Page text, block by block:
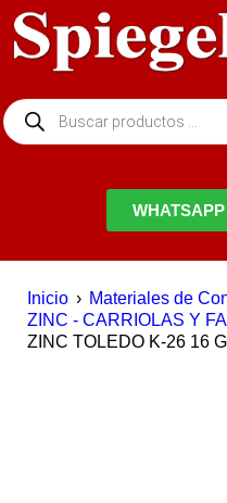
Inicio › Materiales de
ZINC - CARRIOLAS Y
ZINC TOLEDO K-26 16